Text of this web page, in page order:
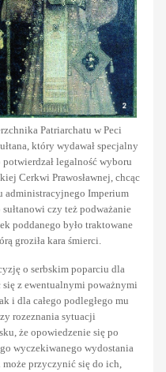
Patriarchatu w Peci
który wydawał specjalny
potwierdzał legalność wyboru
Cerkwi Prawosławnej, chcąc
administracyjnego Imperium
czy też podważanie
poddanego było traktowane
groziła kara śmierci.
o serbskim poparciu dla
z ewentualnymi poważnymi
i dla całego podległego mu
rozeznania sytuacji
że opowiedzenie się po
wyczekiwanego wydostania
może przyczynić się do ich,